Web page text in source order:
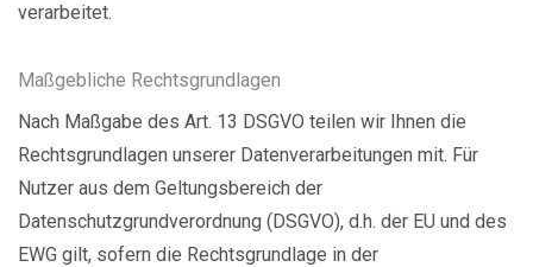
verarbeitet.
Maßgebliche Rechtsgrundlagen
Nach Maßgabe des Art. 13 DSGVO teilen wir Ihnen die
Rechtsgrundlagen unserer Datenverarbeitungen mit. Für
Nutzer aus dem Geltungsbereich der
Datenschutzgrundverordnung (DSGVO), d.h. der EU und des
EWG gilt, sofern die Rechtsgrundlage in der